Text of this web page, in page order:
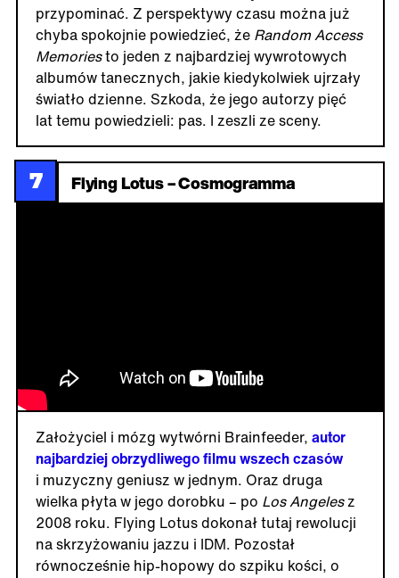
przypominać. Z perspektywy czasu można już
chyba spokojnie powiedzieć, że Random Access
Memoriesto jeden z najbardziej wywrotowych
albumów tanecznych, jakie kiedykolwiek ujrzały
światło dzienne. Szkoda, że jego autorzy pięć
lat temu powiedzieli: pas. I zeszli ze sceny.
7 Flying Lotus – Cosmogramma
Założyciel i mózg wytwórni Brainfeeder, autor
najbardziej obrzydliwego filmu wszech czasów
i muzyczny geniusz w jednym. Oraz druga
wielka płyta w jego dorobku – po Los Angelesz
2008 roku. Flying Lotus dokonał tutaj rewolucji
na skrzyżowaniu jazzu i IDM. Pozostał
równocześnie hip-hopowy do szpiku kości, o